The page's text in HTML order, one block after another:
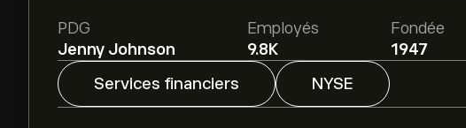
PDG
Jenny Johnson
Employés
9.8K
Fondée
1947
Services financiers
NYSE